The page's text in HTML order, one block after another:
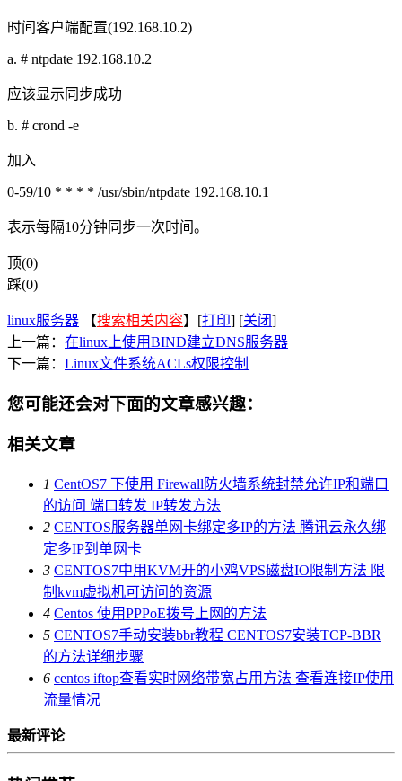
时间客户端配置(192.168.10.2)
a. # ntpdate 192.168.10.2
应该显示同步成功
b. # crond -e
加入
0-59/10 * * * * /usr/sbin/ntpdate 192.168.10.1
表示每隔10分钟同步一次时间。
顶(0)
踩(0)
linux服务器 【搜索相关内容】[打印] [关闭]
上一篇： 在linux上使用BIND建立DNS服务器
下一篇： Linux文件系统ACLs权限控制
您可能还会对下面的文章感兴趣：
相关文章
1 CentOS7 下使用 Firewall防火墙系统封禁允许IP和端口
的访问 端口转发 IP转发方法
2 CENTOS服务器单网卡绑定多IP的方法 腾讯云永久绑
定多IP到单网卡
3 CENTOS7中用KVM开的小鸡VPS磁盘IO限制方法 限
制kvm虚拟机可访问的资源
4 Centos 使用PPPoE拨号上网的方法
5 CENTOS7手动安装bbr教程 CENTOS7安装TCP-BBR
的方法详细步骤
6 centos iftop查看实时网络带宽占用方法 查看连接IP使用
流量情况
最新评论